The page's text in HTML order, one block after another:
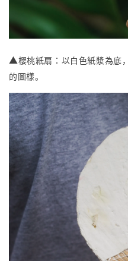
▲櫻桃紙扇：以白色紙漿為底
的圖樣。